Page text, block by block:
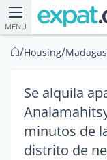
MENU
/Housing/
Se alquila
minutos de
distrito de